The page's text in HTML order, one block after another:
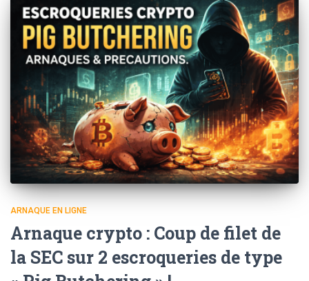
ARNAQUE EN LIGNE
Arnaque crypto : Coup de filet de
la SEC sur 2 escroqueries de type